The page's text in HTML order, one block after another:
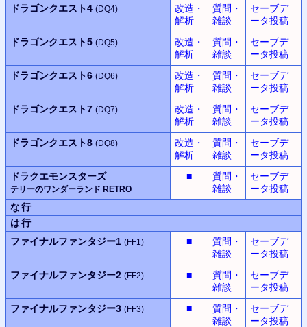
ドラゴンクエスト4 (DQ4)
改造・
解析
質問・
雑談
セーブデ
ータ投稿
ドラゴンクエスト5 (DQ5)
改造・
解析
質問・
雑談
セーブデ
ータ投稿
ドラゴンクエスト6 (DQ6)
改造・
解析
質問・
雑談
セーブデ
ータ投稿
ドラゴンクエスト7 (DQ7)
改造・
解析
質問・
雑談
セーブデ
ータ投稿
ドラゴンクエスト8 (DQ8)
改造・
解析
質問・
雑談
セーブデ
ータ投稿
ドラクエモンスターズ
テリーのワンダーランド RETRO
■
質問・
雑談
セーブデ
ータ投稿
な行
は行
ファイナルファンタジー1 (FF1) ■
質問・
雑談
セーブデ
ータ投稿
ファイナルファンタジー2 (FF2) ■
質問・
雑談
セーブデ
ータ投稿
ファイナルファンタジー3 (FF3) ■
質問・
雑談
セーブデ
ータ投稿